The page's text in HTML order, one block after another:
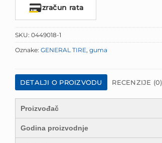
Izračun rata
SKU: 0449018-1
Oznake: GENERAL TIRE, guma
DETALJI O PROIZVODU RECENZIJE (0)
Proizvođač
Godina proizvodnje